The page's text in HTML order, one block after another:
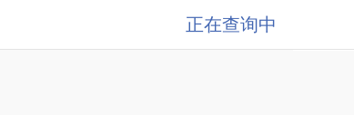
正在查询中